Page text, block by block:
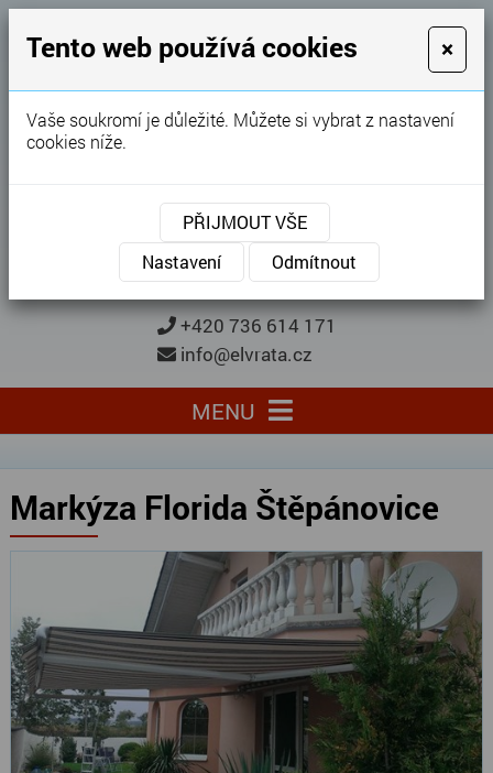
GARÁŽOVÁ VRATA
Karel Procházka
Garážová vrata, brány, ploty ...
Kontaktujte nás
KONTAKTUJTE NÁS
+420 736 614 171
info@elvrata.cz
MENU
Markýza Florida Štěpánovice
Tento web používá cookies ×
Vaše soukromí je důležité. Můžete si vybrat z nastavení
cookies níže.
PŘIJMOUT VŠE
Nastavení
Odmítnout